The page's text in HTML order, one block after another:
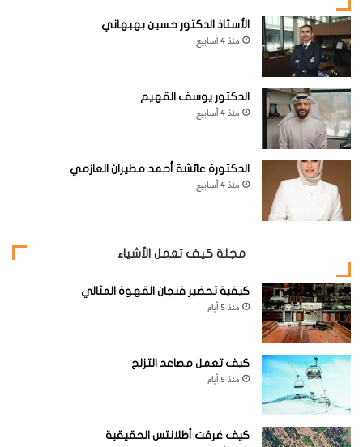
الأستاذ الدكتور حسين بهبهاني
منذ 4 أسابيع
الدكتور يوسف القهيم
منذ 4 أسابيع
الدكتورة عائشة أحمد مطيران العازمي
منذ 4 أسابيع
مجلة كيف تعمل الأشياء
كيفية تحضير فنجان القهوة المثالي
منذ 5 أيام
كيف تعمل مصاعد التزلج
منذ 5 أيام
كيف غرقت أطلانتس الحقيقية